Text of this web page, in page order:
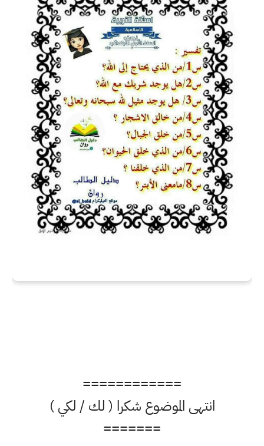
============
انتهى الموضوع شكرا ( لك / لكي )
=======